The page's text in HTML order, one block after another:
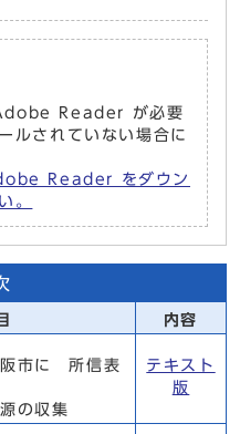
Reader が必要
ルされていない場合に
Reader をダウン
。
内容
阪市に 所信表
の収集
テキスト
版